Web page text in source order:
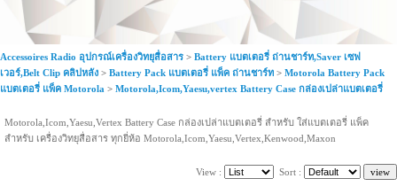
Accessoires Radio อุปกรณ์เครื่องวิทยุสื่อสาร > Battery แบตเตอรี่ ถ่านชาร์ท,Saver เซฟ
เวอร์,Belt Clip คลิปหลัง > Battery Pack แบตเตอรี่ แพ็ค ถ่านชาร์ท > Motorola Battery Pack
แบตเตอรี่ แพ็ค Motorola > Motorola,Icom,Yaesu,vertex Battery Case กล่องเปล่าแบตเตอรี่
Motorola,Icom,Yaesu,Vertex Battery Case กล่องเปล่าแบตเตอรี่ สำหรับ ใส่แบตเตอรี่ แพ็ค
สำหรับ เครื่องวิทยุสื่อสาร ทุกยี่ห้อ Motorola,Icom,Yaesu,Vertex,Kenwood,Maxon
View : Sort :